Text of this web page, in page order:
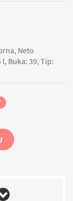
Neto
Buka: 39, Tip: